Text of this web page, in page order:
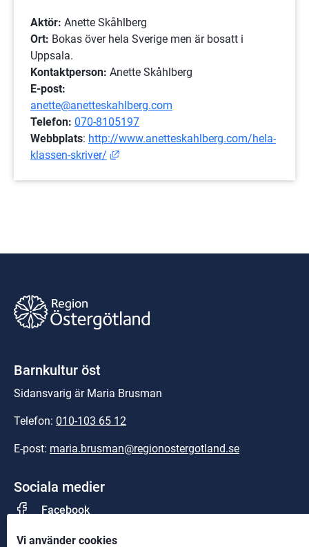
Vi använder cookies
Aktör: Anette Skåhlberg
Ort: Bokas över hela Sverige men är bosatt i
Uppsala.
Kontaktperson: Anette Skåhlberg
E-post:
anette@anetteskahlberg.com
Telefon: 070-8105197
Webbplats: http://www.anetteskahlberg.com/hela-
klassen-skriver/
Länk till annan webbplats, öppnas i
Barnkultur öst
Sidansvarig är Maria Brusman
Telefon: 010-103 65 12
E-post: maria.brusman@regionostergotland.se
Sociala medier
Facebook